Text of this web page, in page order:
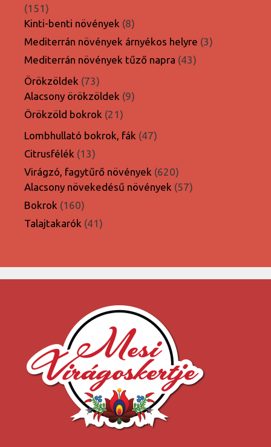
151151
termék
Kinti-benti növények 88
termék
Mediterrán növények árnyékos helyre 33
Mediterrán növények tűző napra 4343
Örökzöldek 7373
termék
Alacsony örökzöldek 99
Örökzöld bokrok 2121
termék
Lombhullató bokrok, fák 4747
Citrusfélék 1313
termék
Virágzó, fagytűrő növények 620620
termék
Alacsony növekedésű növények 5757
Bokrok 160160
termék
Talajtakarók 4141